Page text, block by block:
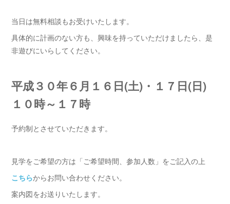
当日は無料相談もお受けいたします。
具体的に計画のない方も、興味を持っていただけましたら、是
非遊びにいらしてください。
平成３０年６月１６日(土)・１７日(日)
１０時～１７時
予約制とさせていただきます。
見学をご希望の方は「ご希望時間、参加人数」をご記入の上
こちらからお問い合わせください。
案内図をお送りいたします。